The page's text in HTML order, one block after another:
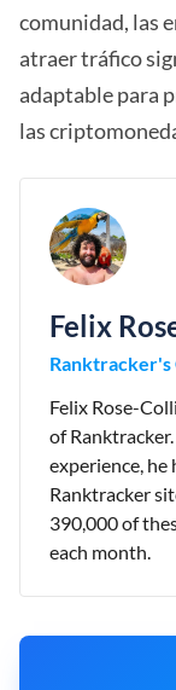
comunidad, las
atraer tráfico
adaptable para
las
Felix
Felix Rose-
of
experience, he
Ranktracker
390,000 of
each month.